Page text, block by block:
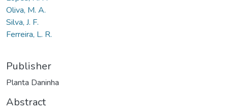
Oliva, M. A.
Silva, J. F.
Ferreira, L. R.
Publisher
Planta Daninha
Abstract